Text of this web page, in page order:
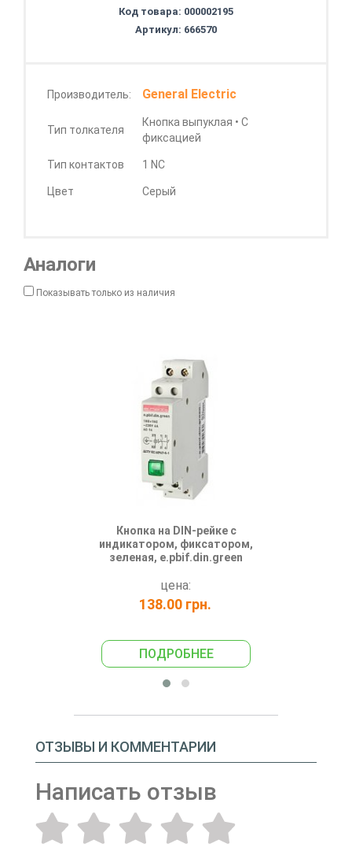
Код товара: 000002195
Артикул: 666570
Производитель: General Electric
Тип толкателя
Кнопка выпуклая • С
фиксацией
Тип контактов 1 NC
Цвет Серый
Аналоги
Показывать только из наличия
Кнопка на DIN-рейке с
индикатором, фиксатором,
зеленая, e.pbif.din.green
цена:
138.00 грн.
ПОДРОБНЕЕ
ОТЗЫВЫ И КОММЕНТАРИИ
Написать отзыв